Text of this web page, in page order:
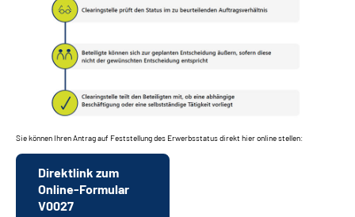
Sie können Ihren Antrag auf Feststellung des Erwerbsstatus direkt hier online stellen:
Direktlink zum
Online-Formular
V0027